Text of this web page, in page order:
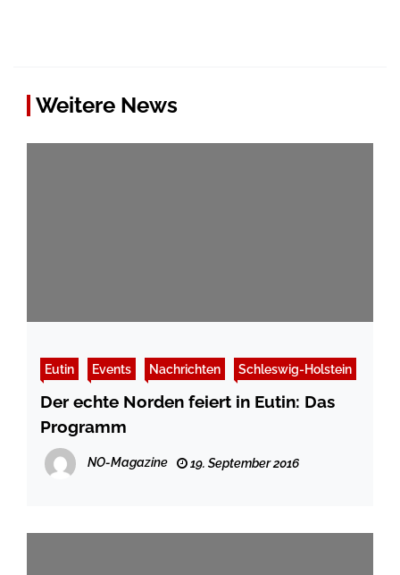
Weitere News
Eutin Events Nachrichten Schleswig-Holstein
Der echte Norden feiert in Eutin: Das
Programm
NO-Magazine 19. September 2016